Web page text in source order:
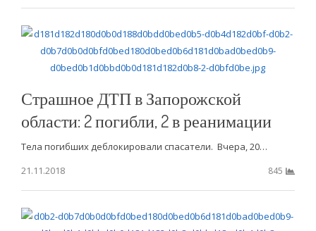
Страшное ДТП в Запорожской
области: 2 погибли, 2 в реанимации
Тела погибших деблокировали спасатели. Вчера, 20…
21.11.2018
845